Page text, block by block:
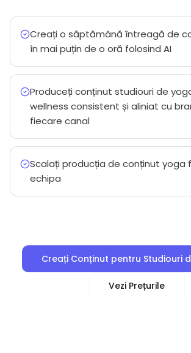
Creați o săptămână întreagă de
în mai puțin de o oră folosind AI
Produceți conținut studiouri de
wellness consistent și aliniat cu
fiecare canal
Scalați producția de conținut yoga
echipa
Creați Conținut pentru Studiouri
Vezi Prețurile